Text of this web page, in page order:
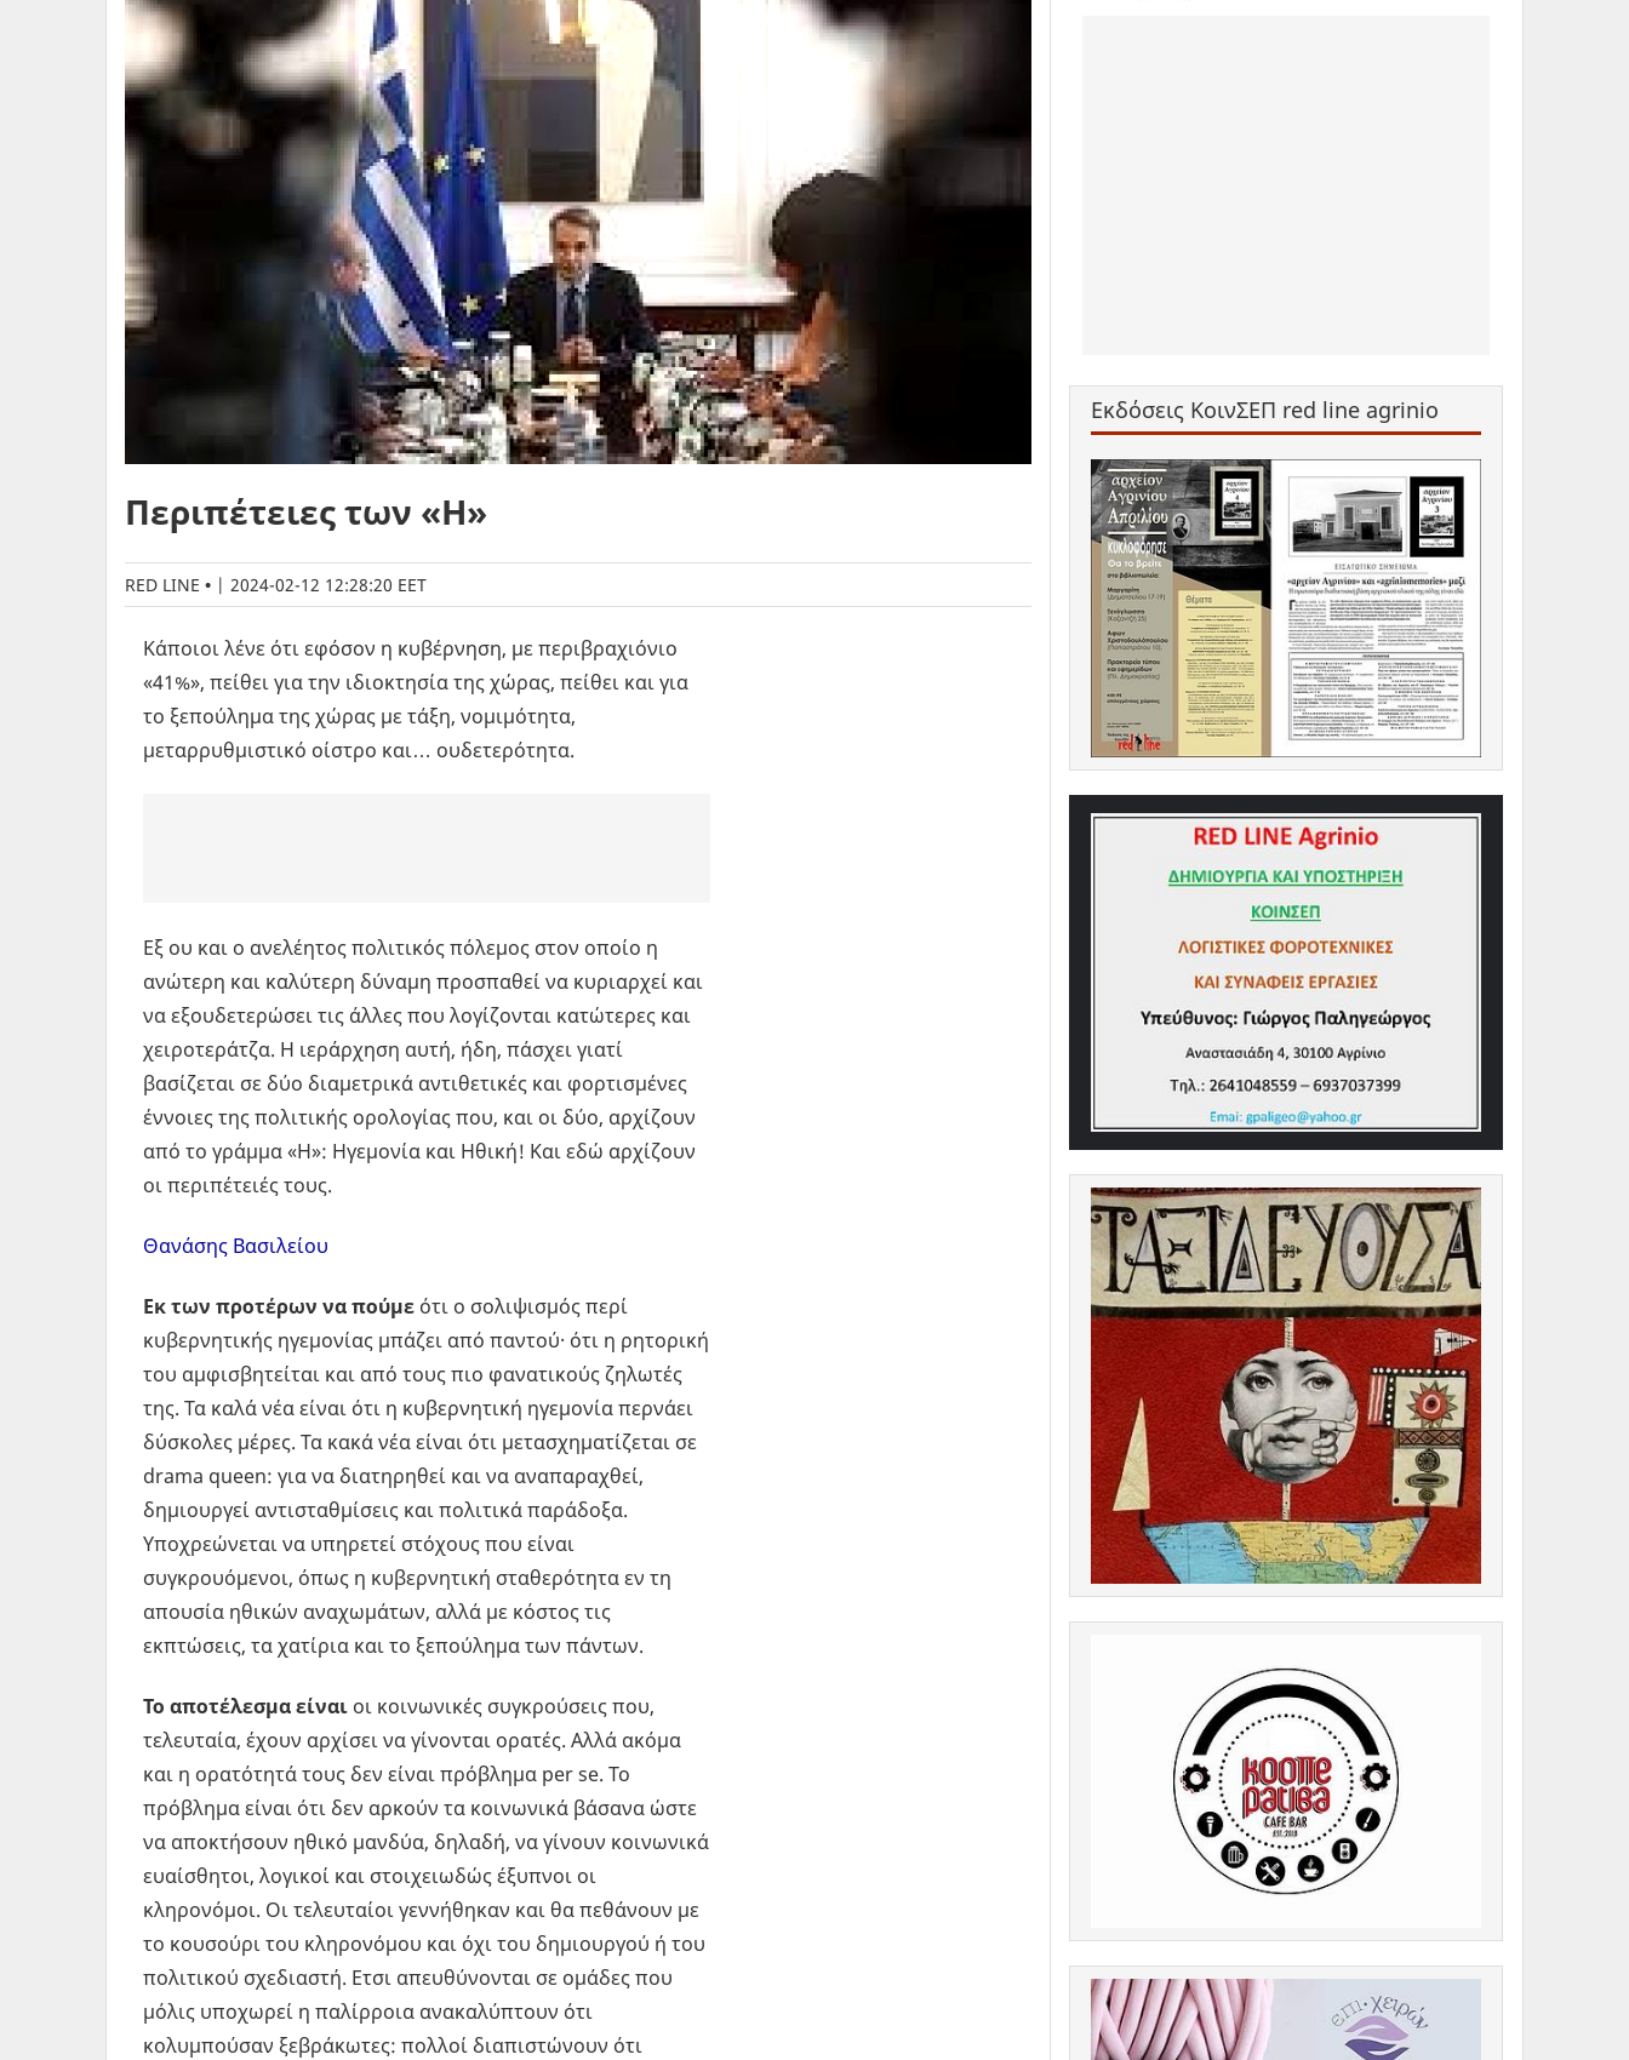
Περιπέτειες των «Η»
RED LINE | 2024-02-12 12:28:20 EET
Κάποιοι λένε ότι εφόσον η κυβέρνηση, με περιβραχιόνιο
«41%», πείθει για την ιδιοκτησία της χώρας, πείθει και για
το ξεπούλημα της χώρας με τάξη, νομιμότητα,
μεταρρυθμιστικό οίστρο και… ουδετερότητα.
Εξ ου και ο ανελέητος πολιτικός πόλεμος στον οποίο η
ανώτερη και καλύτερη δύναμη προσπαθεί να κυριαρχεί και
να εξουδετερώσει τις άλλες που λογίζονται κατώτερες και
χειροτεράτζα. Η ιεράρχηση αυτή, ήδη, πάσχει γιατί
βασίζεται σε δύο διαμετρικά αντιθετικές και φορτισμένες
έννοιες της πολιτικής ορολογίας που, και οι δύο, αρχίζουν
από το γράμμα «Η»: Ηγεμονία και Ηθική! Και εδώ αρχίζουν
οι περιπέτειές τους.
Θανάσης Βασιλείου
Εκ των προτέρων να πούμε ότι ο σολιψισμός περί
κυβερνητικής ηγεμονίας μπάζει από παντού· ότι η ρητορική
του αμφισβητείται και από τους πιο φανατικούς ζηλωτές
της. Τα καλά νέα είναι ότι η κυβερνητική ηγεμονία περνάει
δύσκολες μέρες. Τα κακά νέα είναι ότι μετασχηματίζεται σε
drama queen: για να διατηρηθεί και να αναπαραχθεί,
δημιουργεί αντισταθμίσεις και πολιτικά παράδοξα.
Υποχρεώνεται να υπηρετεί στόχους που είναι
συγκρουόμενοι, όπως η κυβερνητική σταθερότητα εν τη
απουσία ηθικών αναχωμάτων, αλλά με κόστος τις
εκπτώσεις, τα χατίρια και το ξεπούλημα των πάντων.
Το αποτέλεσμα είναι οι κοινωνικές συγκρούσεις που,
τελευταία, έχουν αρχίσει να γίνονται ορατές. Αλλά ακόμα
και η ορατότητά τους δεν είναι πρόβλημα per se. Το
πρόβλημα είναι ότι δεν αρκούν τα κοινωνικά βάσανα ώστε
να αποκτήσουν ηθικό μανδύα, δηλαδή, να γίνουν κοινωνικά
ευαίσθητοι, λογικοί και στοιχειωδώς έξυπνοι οι
κληρονόμοι. Οι τελευταίοι γεννήθηκαν και θα πεθάνουν με
το κουσούρι του κληρονόμου και όχι του δημιουργού ή του
πολιτικού σχεδιαστή. Ετσι απευθύνονται σε ομάδες που
μόλις υποχωρεί η παλίρροια ανακαλύπτουν ότι
κολυμπούσαν ξεβράκωτες: πολλοί διαπιστώνουν ότι
Εκδόσεις ΚοινΣΕΠ red line agrinio